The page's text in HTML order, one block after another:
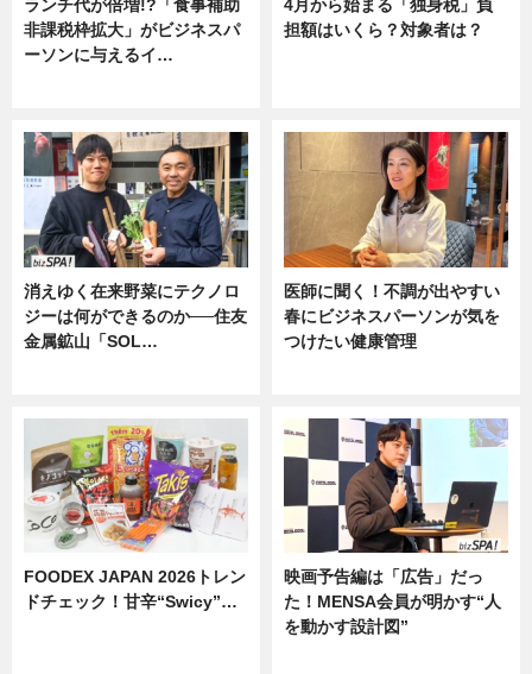
ランチ代が倍増!?「食事補助
非課税枠拡大」がビジネスパ
ーソンに与えるイ…
4月から始まる「独身税」負
担額はいくら？対象者は？
消えゆく在来野菜にテクノロ
ジーは何ができるのか──住友
金属鉱山「SOL…
医師に聞く！不調が出やすい
春にビジネスパーソンが気を
つけたい健康管理
FOODEX JAPAN 2026トレン
ドチェック！甘辛“Swicy”…
映画予告編は「広告」だっ
た！MENSA会員が明かす“人
を動かす設計図”